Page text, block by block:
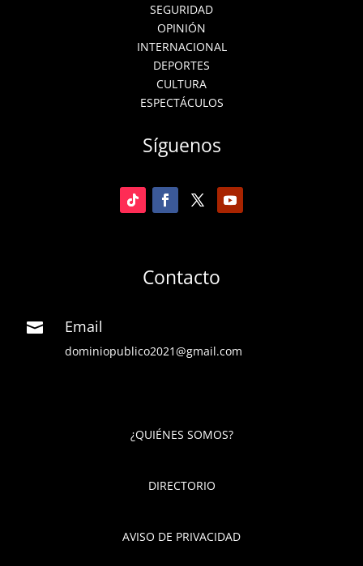
SEGURIDAD
OPINIÓN
INTERNACIONAL
DEPORTES
CULTURA
ESPECTÁCULOS
Síguenos
Contacto
 Email
dominiopublico2021@gmail.com
¿QUIÉNES SOMOS?
DIRECTORIO
AVISO DE PRIVACIDAD